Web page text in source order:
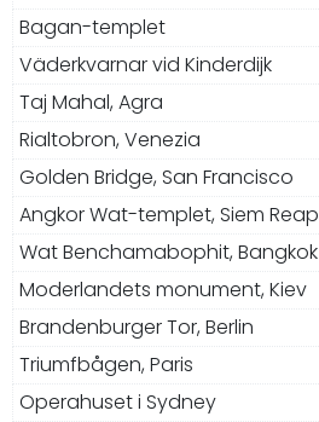
Bagan-templet
Väderkvarnar vid Kinderdijk
Taj Mahal, Agra
Rialtobron, Venezia
Golden Bridge, San Francisco
Angkor Wat-templet, Siem Reap
Wat Benchamabophit, Bangkok
Moderlandets monument, Kiev
Brandenburger Tor, Berlin
Triumfbågen, Paris
Operahuset i Sydney